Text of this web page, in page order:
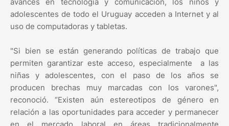
adolescentes de todo el Uruguay acceden a Internet y al
uso de computadoras y tabletas.
"Si bien se están generando políticas de trabajo que
permiten garantizar este acceso, especialmente a las
niñas y adolescentes, con el paso de los años se
producen brechas muy marcadas con los varones",
reconoció. “Existen aún estereotipos de género en
relación a las oportunidades para acceder y permanecer
en el mercado laboral en áreas tradicionalmente